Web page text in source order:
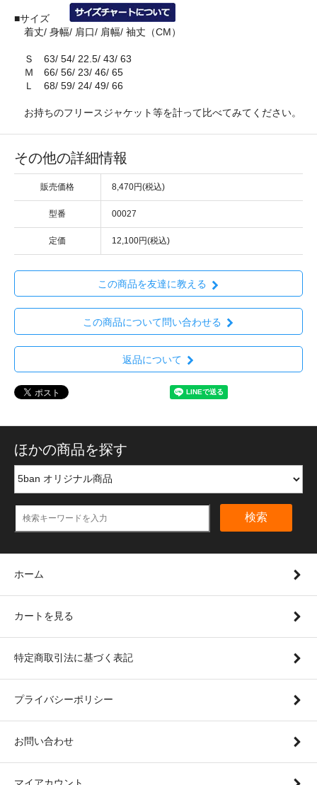
■サイズ
着丈/ 身幅/ 肩口/ 肩幅/ 袖丈（CM）
Ｓ 63/ 54/ 22.5/ 43/ 63
Ｍ 66/ 56/ 23/ 46/ 65
Ｌ 68/ 59/ 24/ 49/ 66
お持ちのフリースジャケット等を計って比べてみてください。
その他の詳細情報
販売価格 8,470円(税込)
型番 00027
定価 12,100円(税込)
この商品を友達に教える
この商品について問い合わせる
返品について
ほかの商品を探す
検索
ホーム
カートを見る
特定商取引法に基づく表記
プライバシーポリシー
お問い合わせ